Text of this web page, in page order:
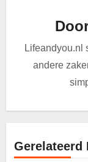
Lifeandyou.nl
andere
Gerelateerd